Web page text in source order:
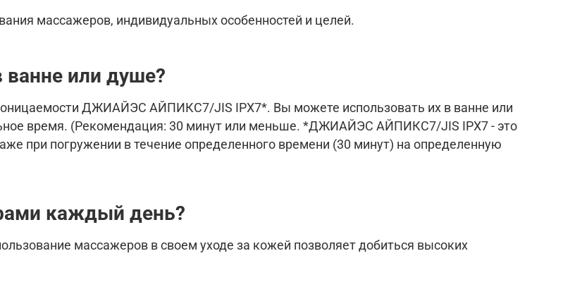
массажеров, индивидуальных особенностей и целей.
ванне или душе?
ДЖИАЙЭС АЙПИКС7/JIS IPX7*. Вы можете использовать их в ванне или
время. (Рекомендация: 30 минут или меньше. *ДЖИАЙЭС АЙПИКС7/JIS IPX7 - это
при погружении в течение определенного времени (30 минут) на определенную
каждый день?
массажеров в своем уходе за кожей позволяет добиться высоких